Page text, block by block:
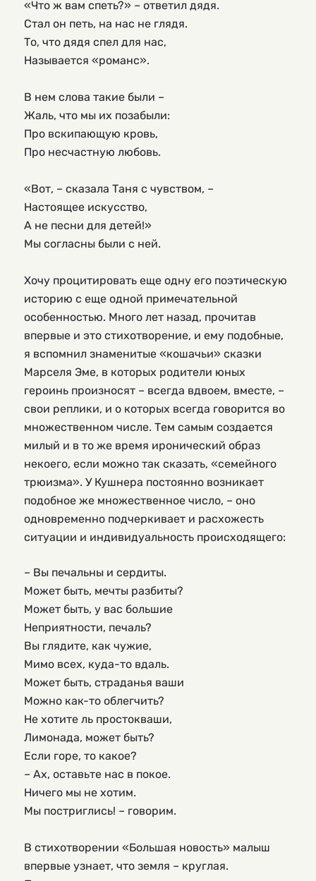
«Что ж вам спеть?» – ответил дядя.
Стал он петь, на нас не глядя.
То, что дядя спел для нас,
Называется «романс».
В нем слова такие были –
Жаль, что мы их позабыли:
Про вскипающую кровь,
Про несчастную любовь.
«Вот, – сказала Таня с чувством, –
Настоящее искусство,
А не песни для детей!»
Мы согласны были с ней.
Хочу процитировать еще одну его поэтическую
историю с еще одной примечательной
особенностью. Много лет назад, прочитав
впервые и это стихотворение, и ему подобные,
я вспомнил знаменитые «кошачьи» сказки
Марселя Эме, в которых родители юных
героинь произносят – всегда вдвоем, вместе, –
свои реплики, и о которых всегда говорится во
множественном числе. Тем самым создается
милый и в то же время иронический образ
некоего, если можно так сказать, «семейного
трюизма». У Кушнера постоянно возникает
подобное же множественное число, – оно
одновременно подчеркивает и расхожесть
ситуации и индивидуальность происходящего:
– Вы печальны и сердиты.
Может быть, мечты разбиты?
Может быть, у вас большие
Неприятности, печаль?
Вы глядите, как чужие,
Мимо всех, куда-то вдаль.
Может быть, страданья ваши
Можно как-то облегчить?
Не хотите ль простокваши,
Лимонада, может быть?
Если горе, то какое?
– Ах, оставьте нас в покое.
Ничего мы не хотим.
Мы постриглись! – говорим.
В стихотворении «Большая новость» малыш
впервые узнает, что земля – круглая.